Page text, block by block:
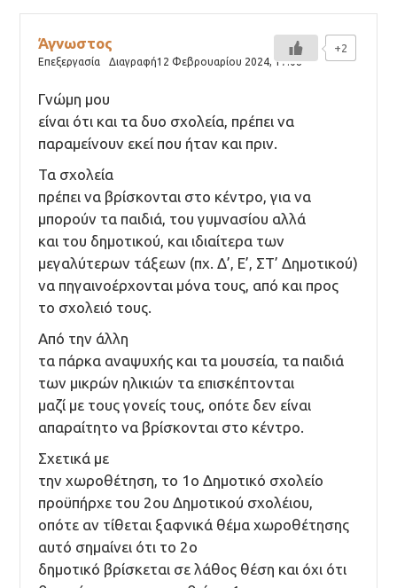
Άγνωστος
Επεξεργασία Διαγραφή12 Φεβρουαρίου 2024,17:08
Γνώμη μου
είναι ότι και τα δυο σχολεία, πρέπει να
παραμείνουν εκεί που ήταν και πριν.
Τα σχολεία
πρέπει να βρίσκονται στο κέντρο, για να
μπορούν τα παιδιά, του γυμνασίου αλλά
και του δημοτικού, και ιδιαίτερα των
μεγαλύτερων τάξεων (πχ. Δ’, Ε’, ΣΤ’ Δημοτικού)
να πηγαινοέρχονται μόνα τους, από και προς
το σχολειό τους.
Από την άλλη
τα πάρκα αναψυχής και τα μουσεία, τα παιδιά
των μικρών ηλικιών τα επισκέπτονται
μαζί με τους γονείς τους, οπότε δεν είναι
απαραίτητο να βρίσκονται στο κέντρο.
Σχετικά με
την χωροθέτηση, το 1ο Δημοτικό σχολείο
προϋπήρχε του 2ου Δημοτικού σχολέιου,
οπότε αν τίθεται ξαφνικά θέμα χωροθέτησης
αυτό σημαίνει ότι το 2ο
δημοτικό βρίσκεται σε λάθος θέση και όχι ότι
+2